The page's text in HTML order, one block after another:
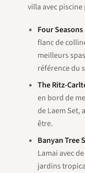
villa avec piscine
Four
flanc de
meilleurs
référence du
The Ritz-
en bord de
de Laem Set,
être.
Banyan Tree
Lamai avec
jardins